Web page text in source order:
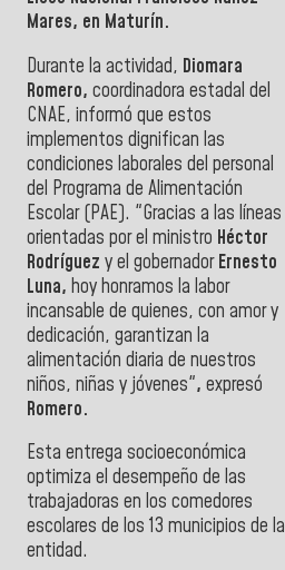
Mares, en Maturín.
​Durante la actividad, Diomara
Romero, coordinadora estadal del
CNAE, informó que estos
implementos dignifican las
condiciones laborales del personal
del Programa de Alimentación
Escolar (PAE). "Gracias a las líneas
orientadas por el ministro Héctor
Rodríguez y el gobernadorErnesto
Luna, hoy honramos la labor
incansable de quienes, con amor y
dedicación, garantizan la
alimentación diaria de nuestros
niños, niñas y jóvenes", expresó
Romero.
​Esta entrega socioeconómica
optimiza el desempeño de las
trabajadoras en los comedores
escolares de los 13 municipios de la
entidad.